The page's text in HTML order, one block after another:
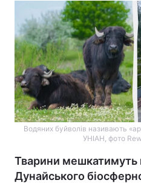
Водяних буйволів називають
УНІАН, фото
Тварини мешкатимуть
Дунайського